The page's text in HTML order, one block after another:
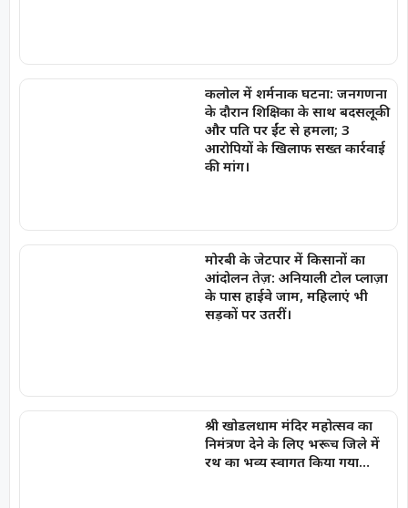
कलोल में शर्मनाक घटना: जनगणना
के दौरान शिक्षिका के साथ बदसलूकी
और पति पर ईंट से हमला; 3
आरोपियों के खिलाफ सख्त कार्रवाई
की मांग।
मोरबी के जेटपार में किसानों का
आंदोलन तेज़: अनियाली टोल प्लाज़ा
के पास हाईवे जाम, महिलाएं भी
सड़कों पर उतरीं।
श्री खोडलधाम मंदिर महोत्सव का
निमंत्रण देने के लिए भरूच जिले में
रथ का भव्य स्वागत किया गया…